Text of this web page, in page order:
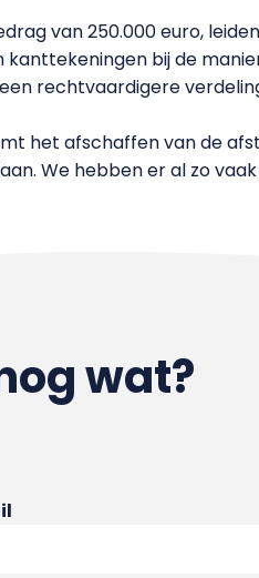
van 250.000 euro,
kanttekeningen bij de
rechtvaardigere
het afschaffen van de
We hebben er al zo vaak
wat?